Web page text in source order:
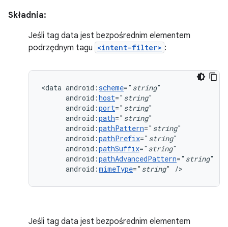
Składnia:
Jeśli tag data jest bezpośrednim elementem
podrzędnym tagu <intent-filter> :
<data android:scheme=" string
android:host=" string
android:port=" string
android:path=" string
android:pathPattern=" string
android:pathPrefix=" string
android:pathSuffix=" string
android:pathAdvancedPattern=" string
android:mimeType=" string" />
Jeśli tag data jest bezpośrednim elementem